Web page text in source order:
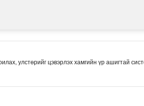
улстөрийг цэвэрлэх хамгийн үр ашигтай